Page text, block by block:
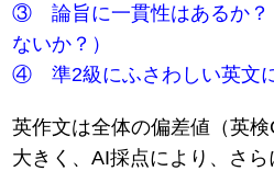
③ 論旨に一貫性はあるか？
ないか？）
④ 準2級にふさわしい英文
英作文は全体の偏差値（英
大きく、AI採点により、さ